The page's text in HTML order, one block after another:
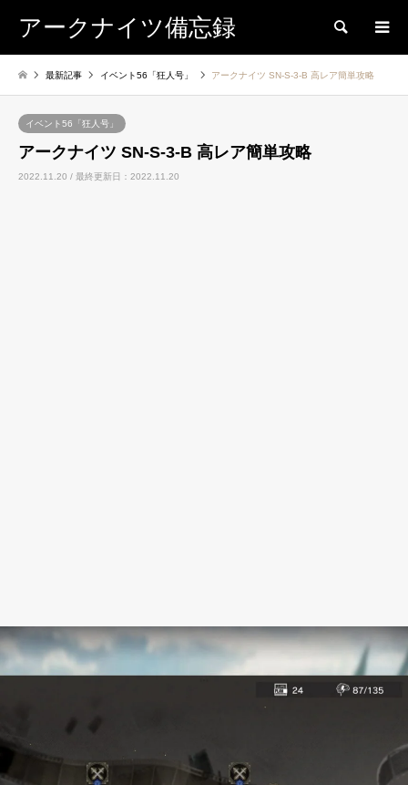
アークナイツ備忘録 検索
最新記事 イベント56「狂人号」 アークナイツ SN-S-3-B 高レア簡単攻略
イベント56「狂人号」
アークナイツ SN-S-3-B 高レア簡単攻略
2022.11.20 / 最終更新日：2022.11.20